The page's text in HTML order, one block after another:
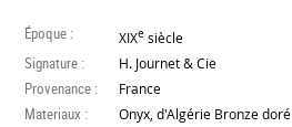
Époque : XIXe siècle
Signature : H. Journet & Cie
Provenance : France
Materiaux : Onyx, d'Algérie Bronze doré